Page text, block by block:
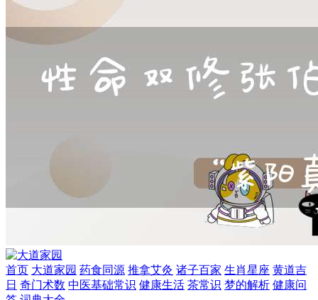
首页 大道家园 药食同源 推拿艾灸 诸子百家 生肖星座 黄道吉
日 奇门术数 中医基础常识 健康生活 茶常识 梦的解析 健康问